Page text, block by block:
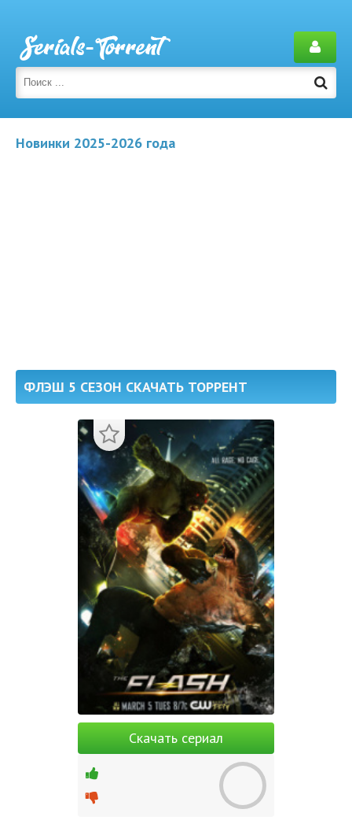
Новинки 2025-2026 года
ФЛЭШ 5 СЕЗОН СКАЧАТЬ ТОРРЕНТ
Скачать сериал